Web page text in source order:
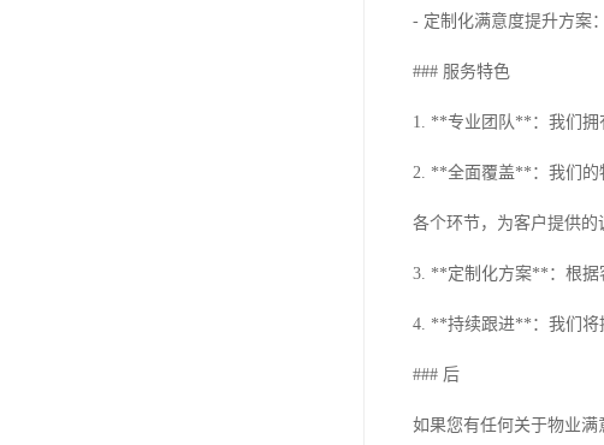
- 定制化满意度提升方案
### 服务特色
1. **专业团队**：我们拥
2. **全面覆盖**：我们的
各个环节，为客户提供的
3. **定制化方案**：根据
4. **持续跟进**：我们将
### 后
如果您有任何关于物业